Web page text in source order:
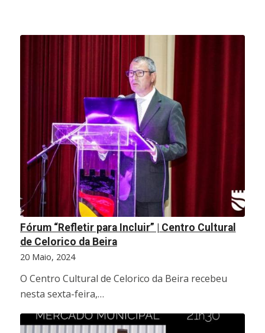
Fórum “Refletir para Incluir” | Centro Cultural
de Celorico da Beira
20 Maio, 2024
O Centro Cultural de Celorico da Beira recebeu
nesta sexta-feira,…